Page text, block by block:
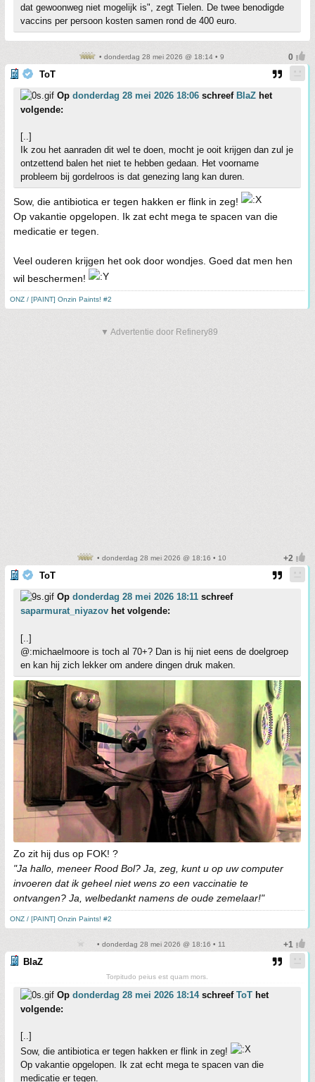
dat gewoonweg niet mogelijk is", zegt Tielen. De twee benodigde
vaccins per persoon kosten samen rond de 400 euro.
• donderdag 28 mei 2026 @ 18:14 • 9
ToT
Op donderdag 28 mei 2026 18:06 schreef BlaZ het
volgende:
[..]
Ik zou het aanraden dit wel te doen, mocht je ooit krijgen dan zul je
ontzettend balen het niet te hebben gedaan. Het voorname
probleem bij gordelroos is dat genezing lang kan duren.
Sow, die antibiotica er tegen hakken er flink in zeg!
Op vakantie opgelopen. Ik zat echt mega te spacen van die
medicatie er tegen.
Veel ouderen krijgen het ook door wondjes. Goed dat men hen
wil beschermen!
ONZ / [PAINT] Onzin Paints! #2
▼ Advertentie door Refinery89
• donderdag 28 mei 2026 @ 18:16 • 10
ToT
Op donderdag 28 mei 2026 18:11 schreef
saparmurat_niyazov het volgende:
[..]
@:michaelmoore is toch al 70+? Dan is hij niet eens de doelgroep
en kan hij zich lekker om andere dingen druk maken.
Zo zit hij dus op FOK! ?
"Ja hallo, meneer Rood Bol? Ja, zeg, kunt u op uw computer
invoeren dat ik geheel niet wens zo een vaccinatie te
ontvangen? Ja, welbedankt namens de oude zemelaar!"
ONZ / [PAINT] Onzin Paints! #2
• donderdag 28 mei 2026 @ 18:16 • 11
BlaZ
Torpitudo peius est quam mors.
Op donderdag 28 mei 2026 18:14schreef ToT het
volgende:
[..]
Sow, die antibiotica er tegen hakken er flink in zeg!
Op vakantie opgelopen. Ik zat echt mega te spacen van die
medicatie er tegen.